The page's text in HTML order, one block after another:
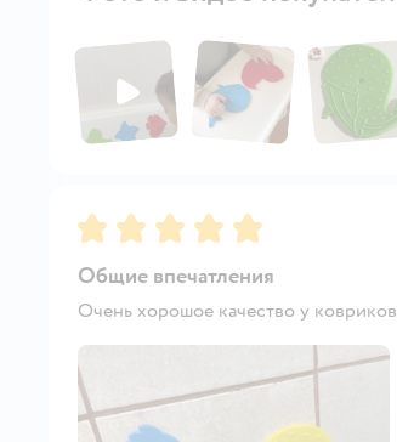
Рейтинг:5
Общие впечатления
Очень хорошое качество у